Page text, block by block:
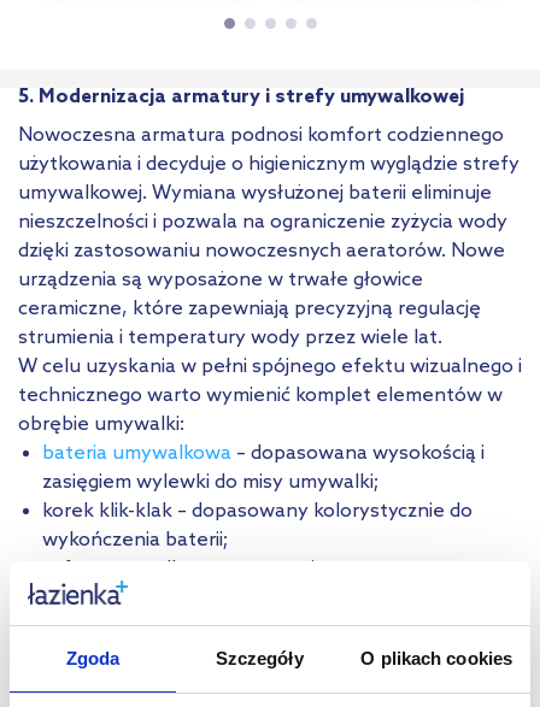
Zgoda Szczegóły O plikach cookies
5. Modernizacja armatury i strefy umywalkowej
Nowoczesna armatura podnosi komfort codziennego
użytkowania i decyduje o higienicznym wyglądzie strefy
umywalkowej. Wymiana wysłużonej baterii eliminuje
nieszczelności i pozwala na ograniczenie zyżycia wody
dzięki zastosowaniu nowoczesnych aeratorów. Nowe
urządzenia są wyposażone w trwałe głowice
ceramiczne, które zapewniają precyzyjną regulację
strumienia i temperatury wody przez wiele lat.
W celu uzyskania w pełni spójnego efektu wizualnego i
technicznego warto wymienić komplet elementów w
obrębie umywalki:
bateria umywalkowa – dopasowana wysokością i
zasięgiem wylewki do misy umywalki;
korek klik-klak – dopasowany kolorystycznie do
wykończenia baterii;
syfon umywalkowy – zapewnia sprawne
odprowadzanie ścieków i zatrzymuje nieprzyjemne
zapachy z kanalizacji.